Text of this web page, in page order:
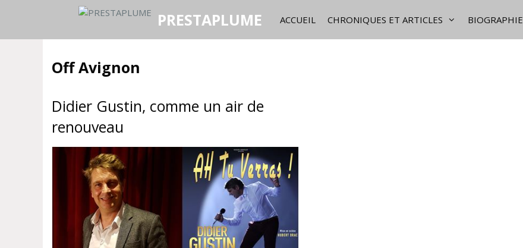
PRESTAPLUME ACCUEIL CHRONIQUES ET ARTICLES BIOGRAPHIE
Off Avignon
Didier Gustin, comme un air de
renouveau